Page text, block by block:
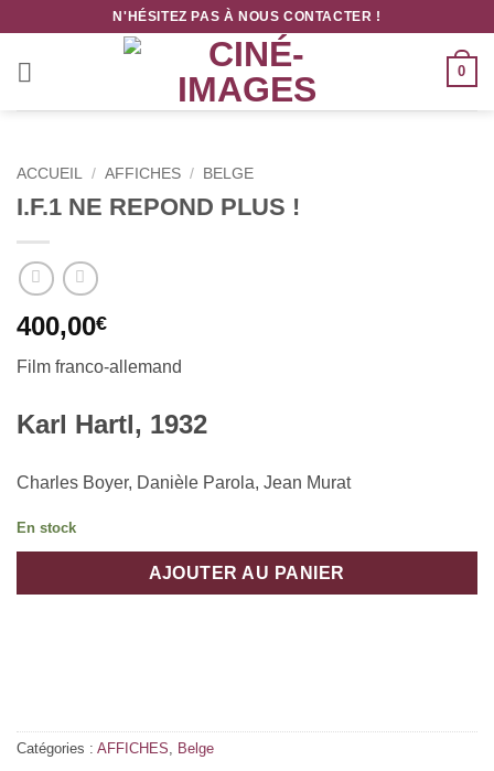
contenu
N'HÉSITEZ PAS À NOUS CONTACTER !
0
ACCUEIL / AFFICHES / BELGE
I.F.1 NE REPOND PLUS !
400,00€
Film franco-allemand
Karl Hartl, 1932
Charles Boyer, Danièle Parola, Jean Murat
En stock
AJOUTER AU PANIER
Catégories : AFFICHES, Belge